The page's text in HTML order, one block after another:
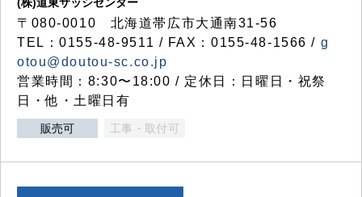
〒080-0010 北海道帯広市大通南31-56
TEL：0155-48-9511 / FAX：0155-48-1566 / g
otou@doutou-sc.co.jp
営業時間：8:30〜18:00 / 定休日：日曜日・祝祭
日・他・土曜日有
販売可 工事・取付可